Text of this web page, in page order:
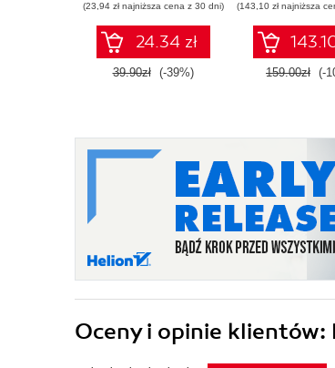
cenzurze i
zarządzaniu
(23,94 zł najniższa cena z 30 dni)
24.34 zł
39.90zł (-39%)
(143,10 zł najniższa
159.00zł (-
Oceny i opinie